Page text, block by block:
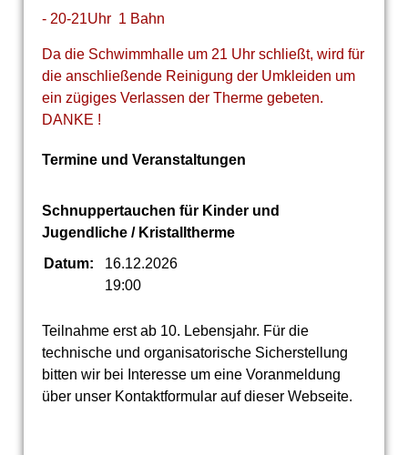
- 20-21Uhr 1 Bahn
Da die Schwimmhalle um 21 Uhr schließt, wird für
die anschließende Reinigung der Umkleiden um
ein zügiges Verlassen der Therme gebeten.
DANKE !
Termine und Veranstaltungen
Schnuppertauchen für Kinder und
Jugendliche / Kristalltherme
Datum:
16.12.2026
19:00
Teilnahme erst ab 10. Lebensjahr. Für die
technische und organisatorische Sicherstellung
bitten wir bei Interesse um eine Voranmeldung
über unser Kontaktformular auf dieser Webseite.